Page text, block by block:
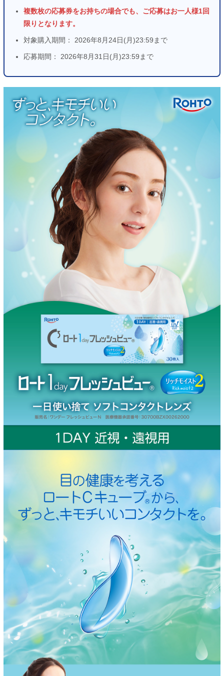
複数枚の応募券をお持ちの場合でも、ご応募はお一人様1回
限りとなります。
対象購入期間： 2026年8月24日(月)23:59まで
応募期間： 2026年8月31日(月)23:59まで